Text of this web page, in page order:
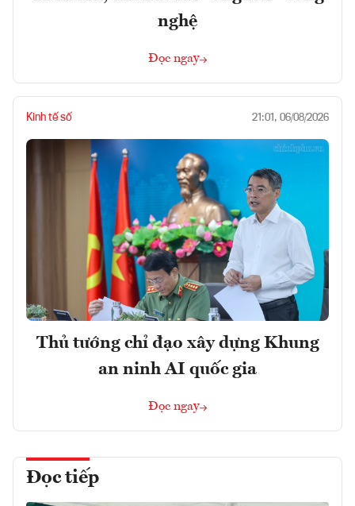
nghệ
Đọc ngay
Kinh tế số 21:01, 06/08/2026
Thủ tướng chỉ đạo xây dựng Khung
an ninh AI quốc gia
Đọc ngay
Đọc tiếp